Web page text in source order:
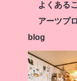
よくある
アーツプ
blog